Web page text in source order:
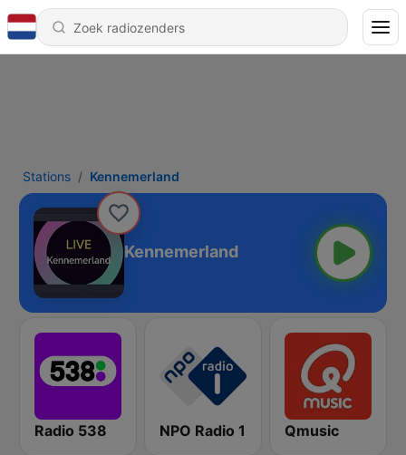
Stations Kennemerland
Kennemerland
Radio 538 NPO Radio 1 Qmusic